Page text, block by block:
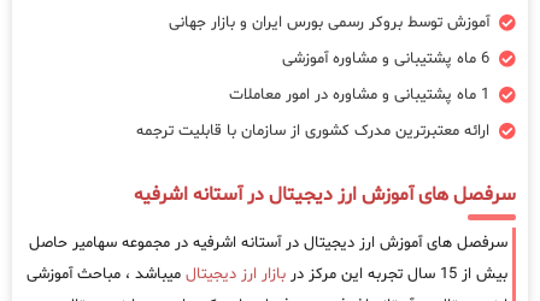
آموزش توسط بروکر رسمی بورس ایران و بازار جهانی
6 ماه پشتیبانی و مشاوره آموزشی
1 ماه پشتیبانی و مشاوره در امور معاملات
ارائه معتبرترین مدرک کشوری از سازمان با قابلیت ترجمه
سرفصل های آموزش ارز دیجیتال در آستانه اشرفیه
سرفصل های آموزش ارز دیجیتال در آستانه اشرفیه در مجموعه سهامیر حاصل
بیش از 15 سال تجربه این مرکز در
بازار ارز دیجیتال میباشد ، مباحث آموزشی